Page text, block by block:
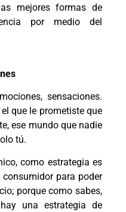
mejores formas de
por medio del
sensaciones.
que le prometiste que
ese mundo que nadie
tú.
como estrategia es
para poder
porque como sabes,
una estrategia de